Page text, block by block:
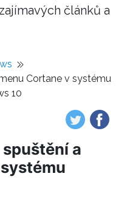
článků a
Cortane v systému
10
a